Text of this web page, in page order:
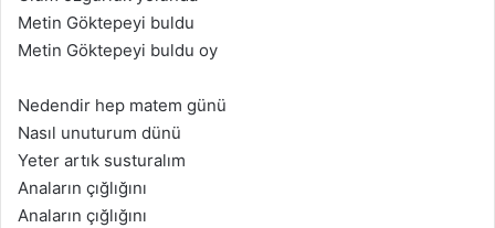
Metin Göktepeyi buldu
Metin Göktepeyi buldu oy
Nedendir hep matem günü
Nasıl unuturum dünü
Yeter artık susturalım
Anaların çığlığını
Anaların çığlığını